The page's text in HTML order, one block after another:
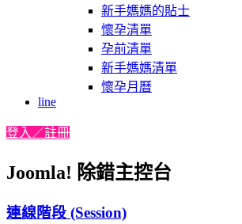
新手媽媽的貼士
懷孕清單
孕前清單
新手媽媽清單
懷孕月曆
line
登入／註冊
Joomla! 除錯主控台
連線階段 (Session)